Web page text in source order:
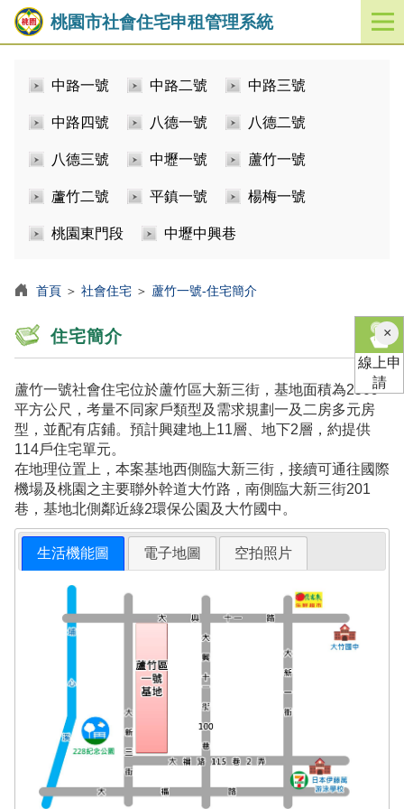
桃園市社會住宅申租管理系統
開
啟
中路一號 中路二號 中路三號
中路四號 八德一號 八德二號
八德三號 中壢一號 蘆竹一號
蘆竹二號 平鎮一號 楊梅一號
桃園東門段 中壢中興巷
首頁 ＞ 社會住宅 ＞ 蘆竹一號-住宅簡介
住宅簡介
蘆竹一號社會住宅位於蘆竹區大新三街，基地面積為2509
平方公尺，考量不同家戶類型及需求規劃一及二房多元房
型，並配有店鋪。預計興建地上11層、地下2層，約提供
114戶住宅單元。
在地理位置上，本案基地西側臨大新三街，接續可通往國際
機場及桃園之主要聯外幹道大竹路，南側臨大新三街201
巷，基地北側鄰近綠2環保公園及大竹國中。
生活機能圖 電子地圖 空拍照片
×關
閉
線上申
請